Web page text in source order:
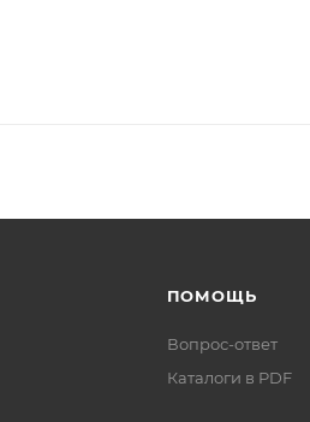
ПОМОЩЬ
Вопрос-ответ
Каталоги в PDF